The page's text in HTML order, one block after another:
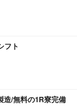
フト
造/無料の1R寮完備